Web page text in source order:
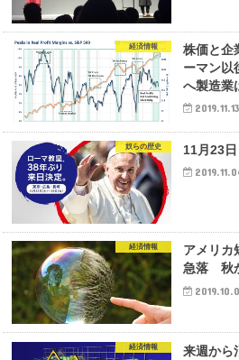
経済情報
株価と企
ーマン以
へ製造業
2019.11.13
奴らの歴史 11月23
経済情報
アメリ
急落 秋
経済情報
来週から